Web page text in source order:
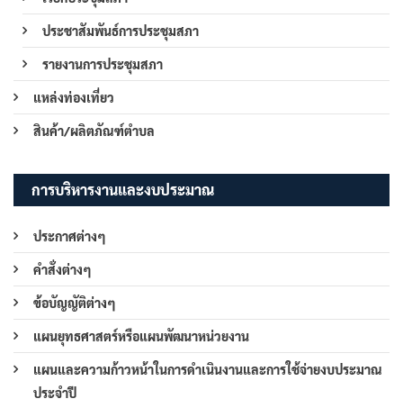
ประชาสัมพันธ์การประชุมสภา
รายงานการประชุมสภา
แหล่งท่องเที่ยว
สินค้า/ผลิตภัณฑ์ตำบล
การบริหารงานและงบประมาณ
ประกาศต่างๆ
คำสั่งต่างๆ
ข้อบัญญัติต่างๆ
แผนยุทธศาสตร์หรือแผนพัฒนาหน่วยงาน
แผนและความก้าวหน้าในการดำเนินงานและการใช้จ่ายงบประมาณ
ประจำปี